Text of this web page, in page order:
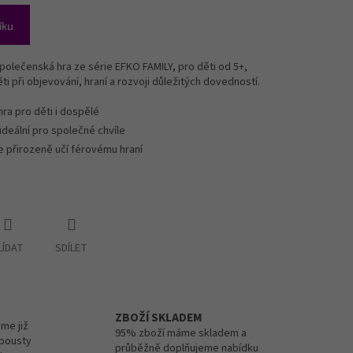
hra ze série EFKO FAMILY, pro děti od 5+,
při objevování, hraní a rozvoji důležitých dovedností.
pro děti i dospělé
pro společné chvíle
přirozeně učí férovému hraní
SDÍLET
již
ZBOŽÍ SKLADEM
95% zboží máme skladem a
průběžně doplňujeme nabídku